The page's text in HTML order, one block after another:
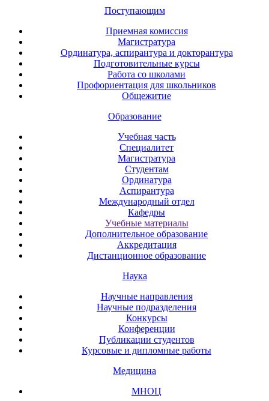
Поступающим
Приемная комиссия
Магистратура
Ординатура, аспирантура и докторантура
Подготовительные курсы
Работа со школами
Профориентация для школьников
Общежитие
Образование
Учебная часть
Специалитет
Магистратура
Студентам
Ординатура
Аспирантура
Международный отдел
Кафедры
Учебные материалы
Дополнительное образование
Аккредитация
Дистанционное образование
Наука
Научные направления
Научные подразделения
Конкурсы
Конференции
Публикации студентов
Курсовые и дипломные работы
Медицина
МНОЦ